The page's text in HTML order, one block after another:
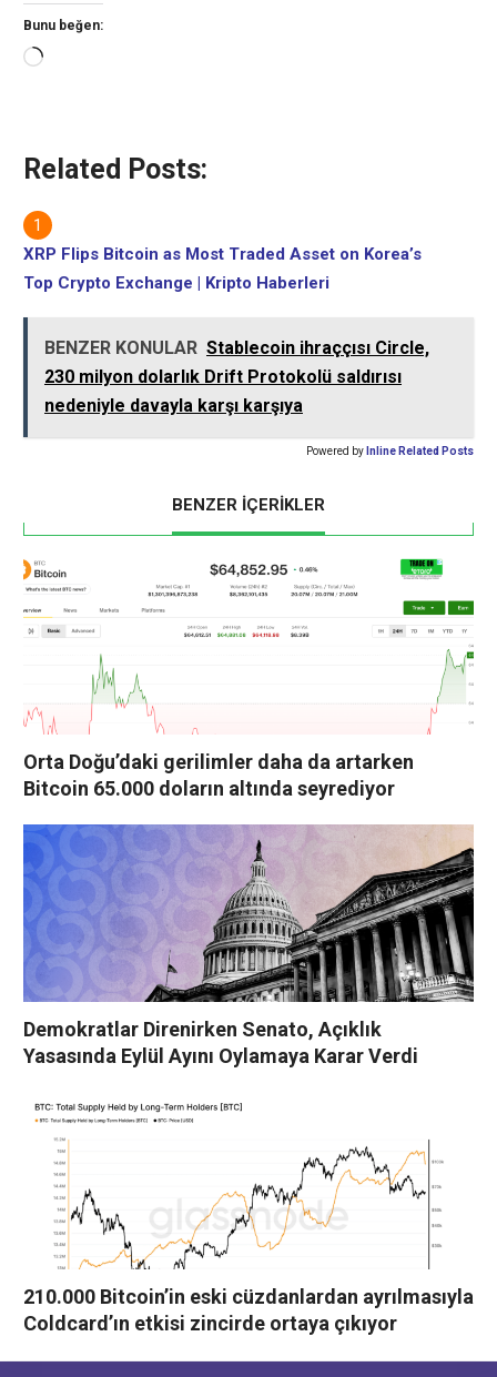
Bunu beğen:
Yükleniyor...
Related Posts:
XRP Flips Bitcoin as Most Traded Asset on Korea’s
Top Crypto Exchange | Kripto Haberleri
BENZER KONULAR Stablecoin ihraççısı Circle,
230 milyon dolarlık Drift Protokolü saldırısı
nedeniyle davayla karşı karşıya
Powered by Inline Related Posts
BENZER İÇERİKLER
Orta Doğu’daki gerilimler daha da artarken
Bitcoin 65.000 doların altında seyrediyor
Demokratlar Direnirken Senato, Açıklık
Yasasında Eylül Ayını Oylamaya Karar Verdi
210.000 Bitcoin’in eski cüzdanlardan ayrılmasıyla
Coldcard’ın etkisi zincirde ortaya çıkıyor